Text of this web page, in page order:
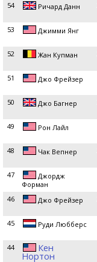
54 Ричард Данн
53 Джимми Янг
52 Жан Купман
51 Джо Фрейзер
50 Джо Багнер
49 Рон Лайл
48 Чак Вепнер
47
Джордж
Форман
46 Джо Фрейзер
45 Руди Любберс
44 Кен
Нортон